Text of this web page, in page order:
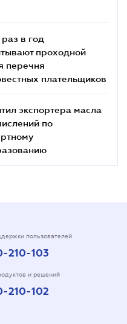
в год
проходной
перечня
плательщиков
экспортера масла
по
пользователей
210-103
и решений
210-102